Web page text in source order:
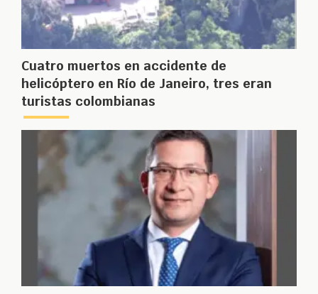
Cuatro muertos en accidente de
helicóptero en Río de Janeiro, tres eran
turistas colombianas